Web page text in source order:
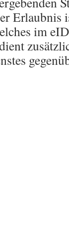
Erlaubnis
im